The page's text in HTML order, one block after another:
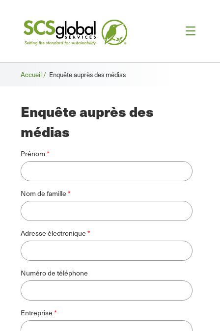
Fil
Accueil / Enquête auprès des médias
Enquête auprès des
médias
Prénom
Nom de famille
Adresse électronique
Numéro de téléphone
Entreprise